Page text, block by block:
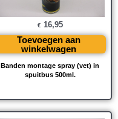
Banden montage spray (vet) in
spuitbus 500ml.
€ 16,95
Toevoegen aan
winkelwagen